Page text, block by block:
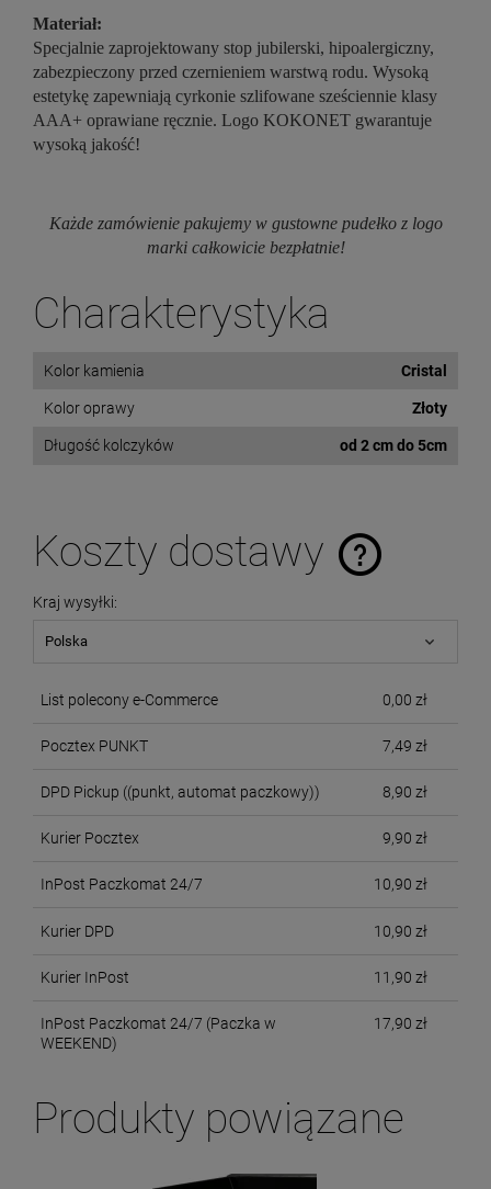
Materiał:
Specjalnie zaprojektowany stop jubilerski, hipoalergiczny,
zabezpieczony przed czernieniem warstwą rodu. Wysoką
estetykę zapewniają cyrkonie szlifowane sześciennie klasy
AAA+ oprawiane ręcznie. Logo KOKONET gwarantuje
wysoką jakość!
Każde zamówienie pakujemy w gustowne pudełko z logo
marki całkowicie bezpłatnie!
Charakterystyka
Kolor kamienia Cristal
Kolor oprawy Złoty
Długość kolczyków od 2 cm do 5cm
Koszty dostawy
Cena nie zawiera ewentualnych kosztów płatności
Kraj wysyłki:
List polecony e-Commerce 0,00 zł
Pocztex PUNKT 7,49 zł
DPD Pickup ((punkt, automat paczkowy)) 8,90 zł
Kurier Pocztex 9,90 zł
InPost Paczkomat 24/7 10,90 zł
Kurier DPD 10,90 zł
Kurier InPost 11,90 zł
InPost Paczkomat 24/7 (Paczka w
WEEKEND)
17,90 zł
Produkty powiązane